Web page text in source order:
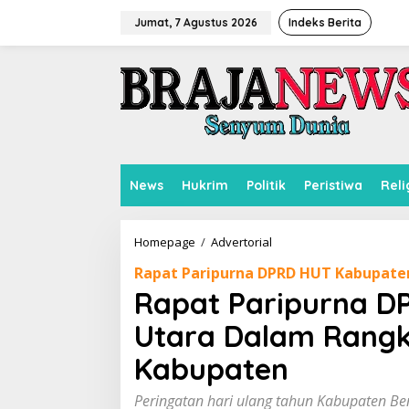
Jumat, 7 Agustus 2026 Indeks Berita
News Hukrim Politik Peristiwa
Homepage / Advertorial
p
a
a
Rapat Paripurna DPRD HUT
Rapat Paripurna
Utara Dalam
Kabupaten
Peringatan hari ulang tahun Kabupaten